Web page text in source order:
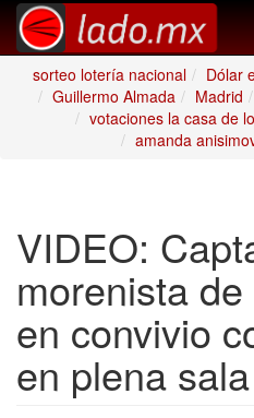
sorteo lotería nacional
Dólar
Guillermo Almada
Madrid
votaciones la casa de
amanda
VIDEO:
morenista
en convivio
en plena